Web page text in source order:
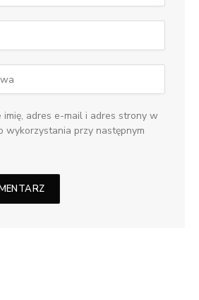
imię, adres e-mail i adres strony w
wykorzystania przy następnym